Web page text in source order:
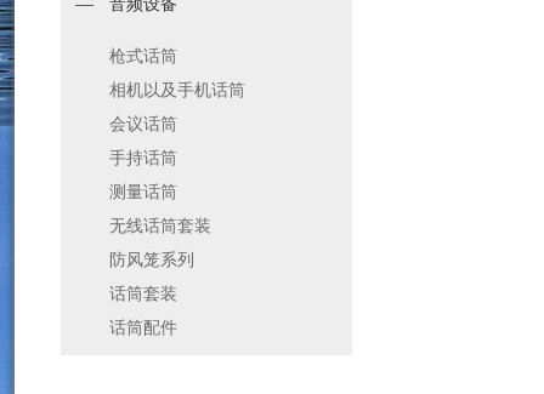
音频设备
枪式话筒
相机以及手机话筒
会议话筒
手持话筒
测量话筒
无线话筒套装
防风笼系列
话筒套装
话筒配件